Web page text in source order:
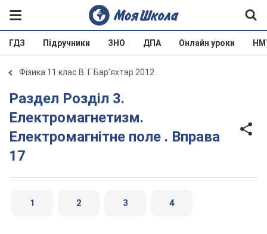
ГДЗ Підручники ЗНО ДПА Онлайн уроки
Фізика 11 клас В. Г. Бар’яхтар 2012
Раздел Розділ 3.
Електромагнетизм.
Електромагнітне поле . Вправа
17
1 2 3 4